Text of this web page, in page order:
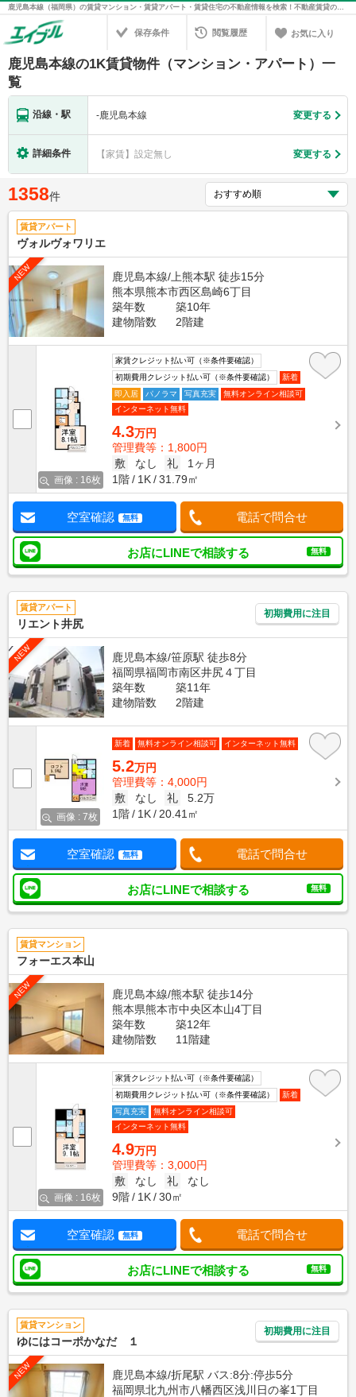
鹿児島本線（福岡県）の賃貸マンション・賃貸アパート・賃貸住宅の不動産情報を検索！不動産賃貸の物件探しは、お部屋探しのエイブル
保存条件 閲覧履歴 お気に入り
鹿児島本線の1K賃貸物件（マンション・アパート）一
覧
沿線・駅 -鹿児島本線 変更する
詳細条件 【家賃】設定無し 変更する
1358件
賃貸アパート
ヴォルヴォワリエ
NEW
鹿児島本線/上熊本駅 徒歩15分
熊本県熊本市西区島崎6丁目
築年数
築10年
建物階数
2階建
画像 : 16枚
家賃クレジット払い可（※条件要確認）
初期費用クレジット払い可（※条件要確認）
新着
即入居
パノラマ 写真充実
無料オンライン相談可
インターネット無料
4.3万円
管理費等：1,800円
敷
なし 礼
1ヶ月
1階
1K 31.79㎡
空室確認 無料 電話で問合せ
お店にLINEで相談する 無料
賃貸アパート
リエント井尻
初期費用に注目
NEW
鹿児島本線/笹原駅 徒歩8分
福岡県福岡市南区井尻４丁目
築年数
築11年
建物階数
2階建
画像 : 7枚
新着 無料オンライン相談可 インターネット無料
5.2万円
管理費等：4,000円
敷
なし 礼
5.2万
1階
1K 20.41㎡
空室確認 無料 電話で問合せ
お店にLINEで相談する 無料
賃貸マンション
フォーエス本山
NEW
鹿児島本線/熊本駅 徒歩14分
熊本県熊本市中央区本山4丁目
築年数
築12年
建物階数
11階建
画像 : 16枚
家賃クレジット払い可（※条件要確認）
初期費用クレジット払い可（※条件要確認）
新着
写真充実
無料オンライン相談可
インターネット無料
4.9万円
管理費等：3,000円
敷
なし 礼
なし
9階
1K 30㎡
空室確認 無料 電話で問合せ
お店にLINEで相談する 無料
賃貸マンション
ゆにはコーポかなだ １
初期費用に注目
NEW
鹿児島本線/折尾駅 バス:8分:停歩5分
福岡県北九州市八幡西区浅川日の峯1丁目